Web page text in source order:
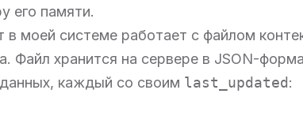
его памяти.
моей системе работает с файлом
Файл хранится на сервере в JSON-
каждый со своим last_updated: